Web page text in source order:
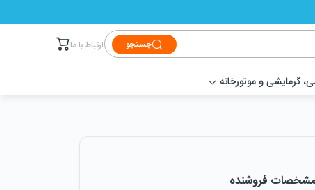
جستجو ارتباط با ما
گرمایشی و موتورخانه
فروشنده